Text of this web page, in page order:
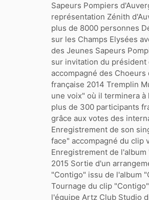
Sapeurs Pompiers
représentation Zénith
plus de 8000 personnes
sur les Champs Elysées
des Jeunes Sapeurs
sur invitation du président
accompagné des Choeurs
française 2014 Tremplin
une voix" où il terminera à
plus de 300 participants
grâce aux votes des
Enregistrement de son
face" accompagné du clip
Enregistrement de l'album
2015 Sortie d'un
"Contigo" issu de l'album
Tournage du clip
l'équipe Artz Club Studio